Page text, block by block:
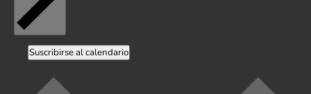
Suscribirse al calendario